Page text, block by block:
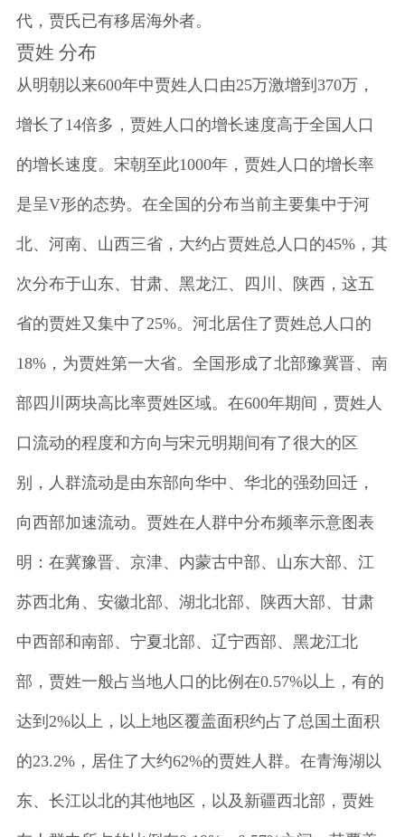
代，贾氏已有移居海外者。
贾姓 分布
从明朝以来600年中贾姓人口由25万激增到370万，
增长了14倍多，贾姓人口的增长速度高于全国人口
的增长速度。宋朝至此1000年，贾姓人口的增长率
是呈V形的态势。在全国的分布当前主要集中于河
北、河南、山西三省，大约占贾姓总人口的45%，其
次分布于山东、甘肃、黑龙江、四川、陕西，这五
省的贾姓又集中了25%。河北居住了贾姓总人口的
18%，为贾姓第一大省。全国形成了北部豫冀晋、南
部四川两块高比率贾姓区域。在600年期间，贾姓人
口流动的程度和方向与宋元明期间有了很大的区
别，人群流动是由东部向华中、华北的强劲回迁，
向西部加速流动。贾姓在人群中分布频率示意图表
明：在冀豫晋、京津、内蒙古中部、山东大部、江
苏西北角、安徽北部、湖北北部、陕西大部、甘肃
中西部和南部、宁夏北部、辽宁西部、黑龙江北
部，贾姓一般占当地人口的比例在0.57%以上，有的
达到2%以上，以上地区覆盖面积约占了总国土面积
的23.2%，居住了大约62%的贾姓人群。在青海湖以
东、长江以北的其他地区，以及新疆西北部，贾姓